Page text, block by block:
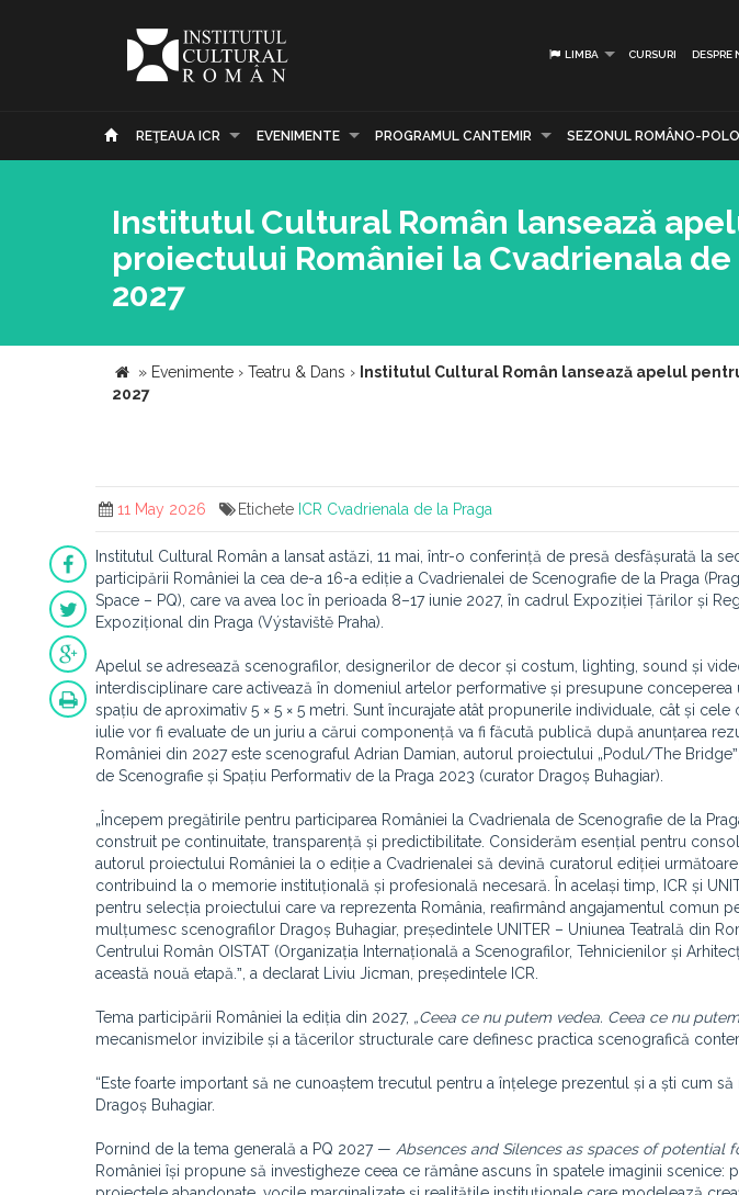
LIMBA CURSURI DESPRE
REŢEAUA ICR EVENIMENTE PROGRAMUL CANTEMIR SEZONUL ROMÂNO-
Institutul Cultural Român lansează
proiectului României la Cvadrienala
2027
» Evenimente › Teatru & Dans › Institutul Cultural Român lansează apelul
2027
11 May 2026 Etichete ICR Cvadrienala de la Praga
Institutul Cultural Român a lansat astăzi, 11 mai, într-o conferință de presă desfășurată la
participării României la cea de-a 16-a ediție a Cvadrienalei de Scenografie de la Praga
Space – PQ), care va avea loc în perioada 8–17 iunie 2027, în cadrul Expoziției Țărilor și
Expozițional din Praga (Výstaviště Praha).
Apelul se adresează scenografilor, designerilor de decor și costum, lighting, sound și
interdisciplinare care activează în domeniul artelor performative și presupune conceperea
spațiu de aproximativ 5 × 5 × 5 metri. Sunt încurajate atât propunerile individuale, cât și
iulie vor fi evaluate de un juriu a cărui componență va fi făcută publică după anunțarea
României din 2027 este scenograful Adrian Damian, autorul proiectului „Podul/The
de Scenografie și Spațiu Performativ de la Praga 2023 (curator Dragoș Buhagiar).
„Începem pregătirile pentru participarea României la Cvadrienala de Scenografie de la
construit pe continuitate, transparență și predictibilitate. Considerăm esențial pentru
autorul proiectului României la o ediție a Cvadrienalei să devină curatorul ediției
contribuind la o memorie instituțională și profesională necesară. În același timp, ICR și
pentru selecția proiectului care va reprezenta România, reafirmând angajamentul comun
mulțumesc scenografilor Dragoș Buhagiar, președintele UNITER – Uniunea Teatrală din
Centrului Român OISTAT (Organizația Internațională a Scenografilor, Tehnicienilor și
această nouă etapă.ˮ, a declarat Liviu Jicman, președintele ICR.
Tema participării României la ediția din 2027, „Ceea ce nu putem vedea. Ceea ce nu putem
mecanismelor invizibile și a tăcerilor structurale care definesc practica scenografică
“Este foarte important să ne cunoaștem trecutul pentru a înțelege prezentul și a ști cum
Dragoș Buhagiar.
Pornind de la tema generală a PQ 2027 — Absences and Silences as spaces of potential
României își propune să investigheze ceea ce rămâne ascuns în spatele imaginii